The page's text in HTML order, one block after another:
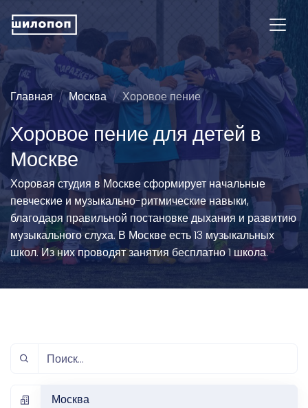
Главная Москва Хоровое пение
Хоровое пение для детей в
Москве
Хоровая студия в Москве сформирует начальные
певческие и музыкально-ритмические навыки,
благодаря правильной постановке дыхания и развитию
музыкального слуха. В Москве есть 13 музыкальных
школ. Из них проводят занятия бесплатно 1 школа.
Москва